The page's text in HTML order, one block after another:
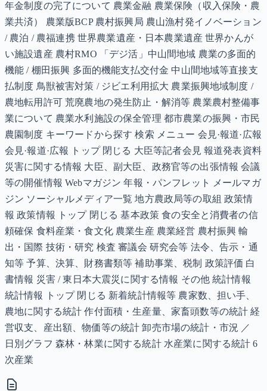
年金制度の完了について 農業金融 農業保険（収入保険・農
業共済） 農業版BCP 農村振興局 農山漁村発イノベーション
/ 農泊 / 農福連携 世界農業遺産・日本農業遺産 世界かんが
い施設遺産 農村RMO 「デジ活」中山間地域 農業の多面的
機能 / 棚田振興 多面的機能支払交付金 中山間地域等直接支
払制度 鳥獣被害対策 / ジビエ利用拡大 農業振興地域制度 /
農地転用許可 荒廃農地の発生防止・解消等 農業農村整備事
業について 農業水利施設の保全管理 都市農業の振興・市民
農園制度 キーワードから探す 検索 メニュー 会見·報道·広報
会見·報道·広報 トップ 閉じる 大臣等記者会見 報道発表資料
災害に関する情報 大臣、副大臣、政務官等の出張情報 会議
等の開催情報 Webマガジン 年報・パンフレット メールマガ
ジン ソーシャルメディア一覧 地方農政局等の取組 政策情
報 政策情報 トップ 閉じる 基本政策 食の安全と消費者の信
頼確保 食料産業・食文化 農業生産 農業経営 農村振興 輸
出・国際 技術・研究 検査 審議会 研究会等 法令、告示・通
知等 予算、決算、財務書類等 補助事業、税制 政策評価 白
書情報 災害 / 東日本大震災に関する情報 その他 統計情報
統計情報 トップ 閉じる 新着統計情報等 農家数、担い手、
農地に関する統計 作付面積・生産量、家畜頭数等の統計 経
営収支、産出額、物価等の統計 卸売市場の統計・市況 ／
日別グラフ 森林・林業に関する統計 水産業に関する統計 6
次産業